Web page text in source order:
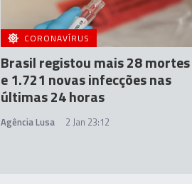
CORONAVÍRUS
Brasil registou mais 28 mortes
e 1.721 novas infecções nas
últimas 24 horas
Agência Lusa 2 Jan 23:12